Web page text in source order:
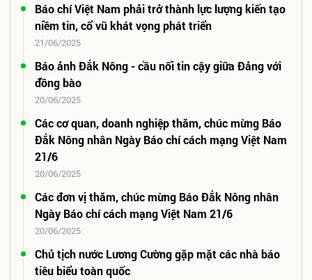
Báo chí Việt Nam phải trở thành lực lượng kiến tạo
niềm tin, cổ vũ khát vọng phát triển
21/06/2025
Báo ảnh Đắk Nông - cầu nối tin cậy giữa Đảng với
đồng bào
20/06/2025
Các cơ quan, doanh nghiệp thăm, chúc mừng Báo
Đắk Nông nhân Ngày Báo chí cách mạng Việt Nam
21/6
20/06/2025
Các đơn vị thăm, chúc mừng Báo Đắk Nông nhân
Ngày Báo chí cách mạng Việt Nam 21/6
20/06/2025
Chủ tịch nước Lương Cường gặp mặt các nhà báo
tiêu biểu toàn quốc